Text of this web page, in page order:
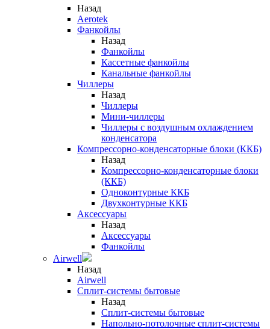
Назад
Aerotek
Фанкойлы
Назад
Фанкойлы
Кассетные фанкойлы
Канальные фанкойлы
Чиллеры
Назад
Чиллеры
Мини-чиллеры
Чиллеры с воздушным охлаждением
конденсатора
Компрессорно-конденсаторные блоки (ККБ)
Назад
Компрессорно-конденсаторные блоки
(ККБ)
Одноконтурные ККБ
Двухконтурные ККБ
Аксессуары
Назад
Аксессуары
Фанкойлы
Airwell
Назад
Airwell
Сплит-системы бытовые
Назад
Сплит-системы бытовые
Напольно-потолочные сплит-системы